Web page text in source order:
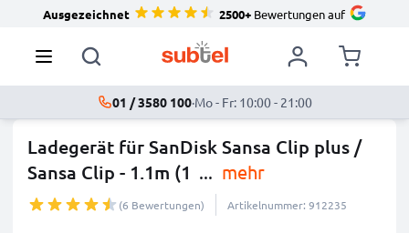
Ausgezeichnet 2500+Bewertungen auf
01 / 3580 100·Mo - Fr: 10:00 - 21:00
Ladegerät für SanDisk Sansa Clip plus /
Sansa Clip - 1.1m (1 ... mehr
(6 Bewertungen) Artikelnummer: 912235